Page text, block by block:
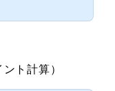
ト計算）